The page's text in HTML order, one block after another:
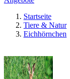
Startseite
Tiere & Natur
Eichhörnchen